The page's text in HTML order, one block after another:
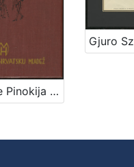
Pustolovine Pinokija : pripoviest o jednome lutku / C. Collodi ; [s talijanskog preveo Vjekoslav Kaleb]